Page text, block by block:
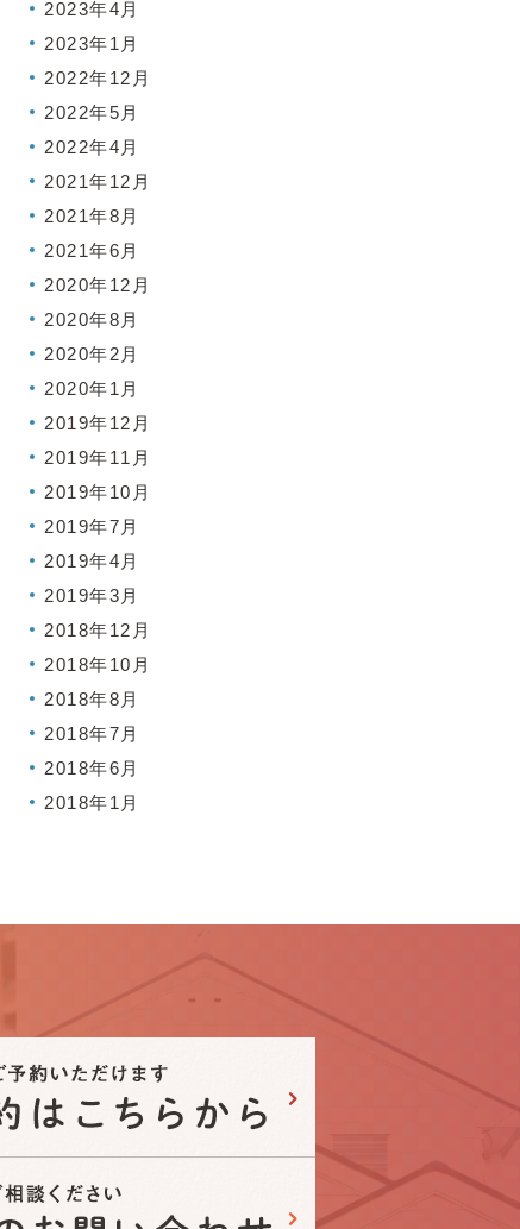
2023年4月
2023年1月
2022年12月
2022年5月
2022年4月
2021年12月
2021年8月
2021年6月
2020年12月
2020年8月
2020年2月
2020年1月
2019年12月
2019年11月
2019年10月
2019年7月
2019年4月
2019年3月
2018年12月
2018年10月
2018年8月
2018年7月
2018年6月
2018年1月